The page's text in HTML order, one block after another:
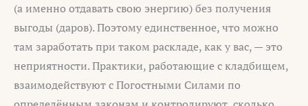
(а именно отдавать свою энергию) без получения
выгоды (даров). Поэтому единственное, что можно
там заработать при таком раскладе, как у вас, — это
неприятности. Практики, работающие с кладбищем,
взаимодействуют с Погостными Силами по